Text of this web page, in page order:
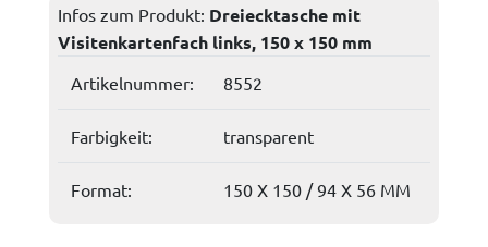
Infos zum Produkt: Dreiecktasche mit
Visitenkartenfach links, 150 x 150 mm
Artikelnummer: 8552
Farbigkeit: transparent
Format: 150 X 150 / 94 X 56 MM